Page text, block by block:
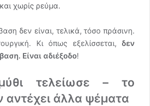
χωρίς ρεύμα.
δεν είναι, τελικά, τόσο πράσινη.
Κι όπως εξελίσσεται, δεν
Είναι αδιέξοδο!
τελείωσε – το
αντέχει άλλα ψέματα